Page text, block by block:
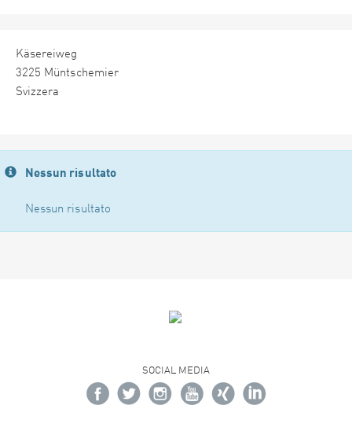
Käsereiweg
3225 Müntschemier
Svizzera
Nessun risultato
Nessun risultato
SOCIAL MEDIA